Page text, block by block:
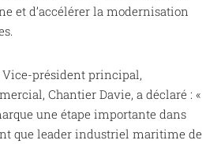
et d’accélérer la modernisation
Vice-président principal,
Chantier Davie, a déclaré : «
une étape importante dans
que leader industriel maritime de